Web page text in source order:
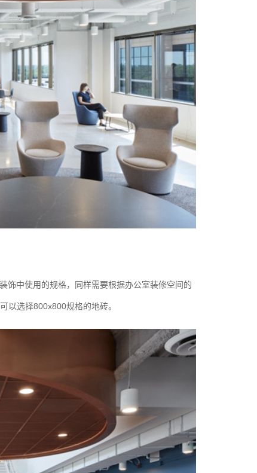
饰中使用的规格，同样需要根据办公室装修空间的
以选择800x800规格的地砖。